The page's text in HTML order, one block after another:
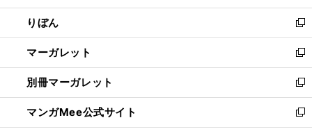
開
く
ウ
で
開
く
ン
ド
ウ
で
開
く
ウ
ィ
ン
ド
ウ
で
開
く
りぼん
新
し
い
ウ
ィ
ン
ド
ウ
マーガレット
新
し
い
ウ
ィ
ン
別冊マーガレット
新
し
い
ウ
マンガMee公式サイト
新
し